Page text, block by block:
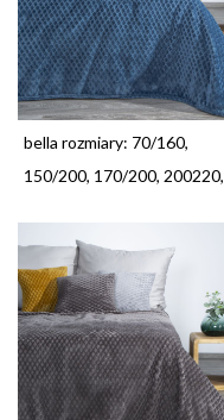
bella rozmiary: 70/160,
150/200, 170/200, 200220,